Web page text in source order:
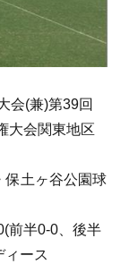
会(兼)第39回
大会関東地区
保土ヶ谷公園球
前半0-0、後半
ィース